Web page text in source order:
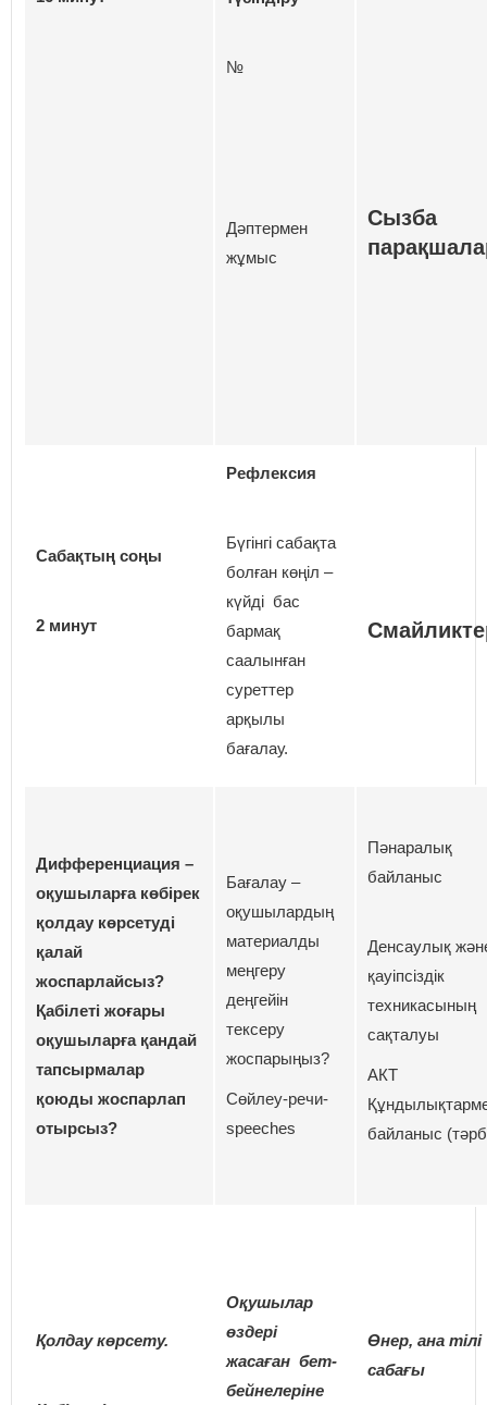
№
Дәптермен
жұмыс
Сызба
Сабақтың соңы
2 минут
Рефлексия
Бүгінгі сабақта
болған көңіл –
күйді бас
бармақ
саалынған
суреттер
арқылы
бағалау.
Дифференциация –
оқушыларға көбірек
қолдау көрсетуді
қалай
жоспарлайсыз?
Қабілеті жоғары
оқушыларға қандай
тапсырмалар
қоюды жоспарлап
отырсыз?
Бағалау –
оқушылардың
материалды
меңгеру
деңгейін
тексеру
жоспарыңыз?
Сөйлеу-речи-
speeches
Пәнаралық
байланыс
Денсаулық
қауіпсіздік
техникасының
сақталуы
АКТ
байланыс
Қолдау көрсету.
Оқушылар
өздері
жасаған бет-
бейнелеріне
Өнер, ана тілі
сабағы